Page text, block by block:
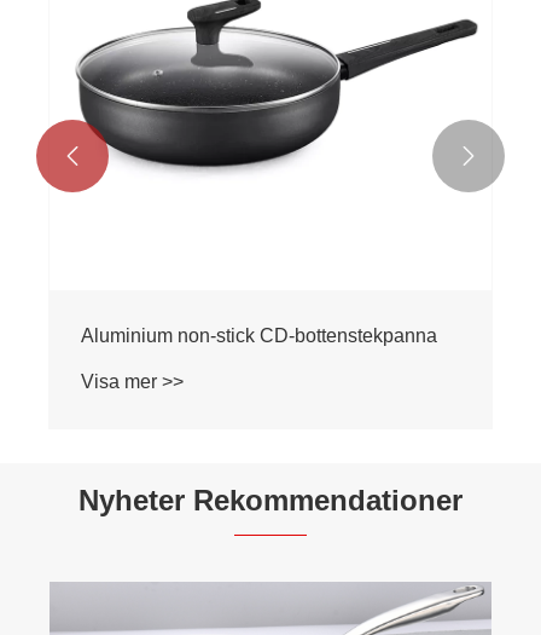
Aluminium non-stick CD-bottenstekpanna
Visa mer >>
 
Nyheter Rekommendationer